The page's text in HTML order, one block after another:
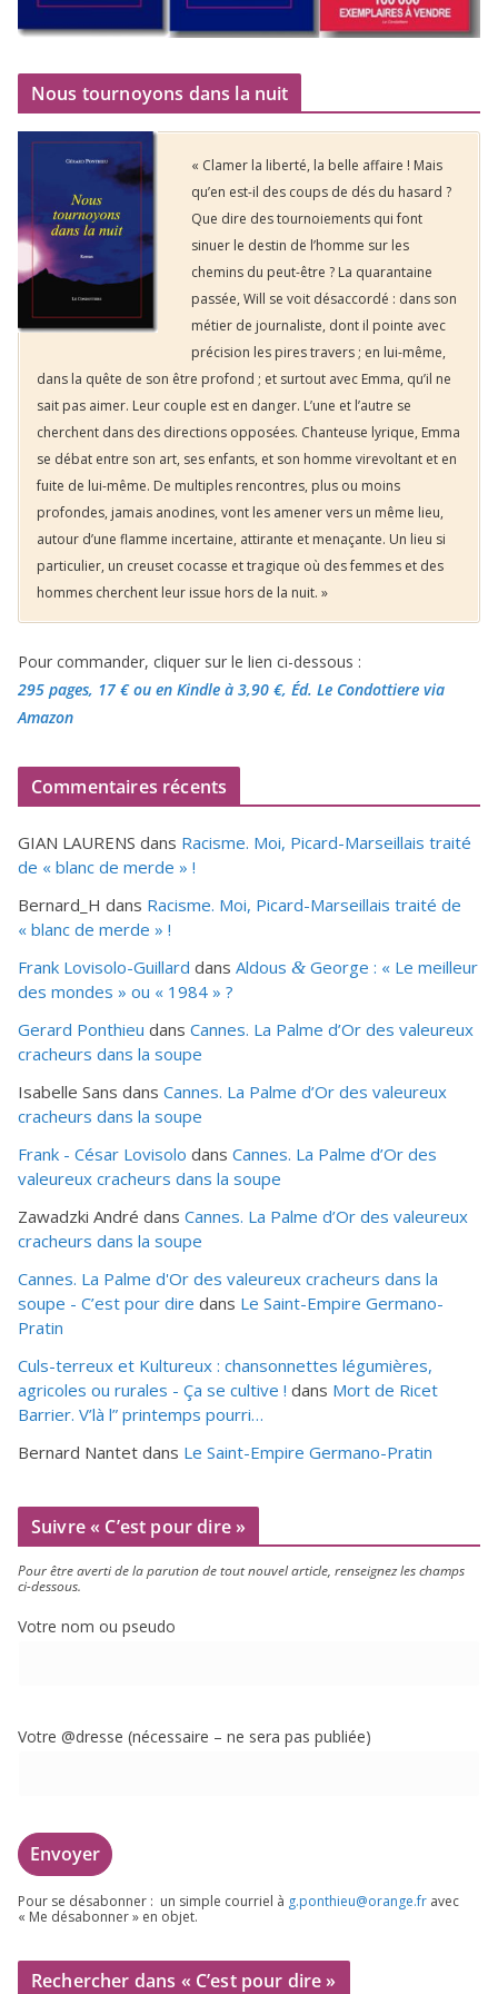
Nous tournoyons dans la nuit
« Clamer la liberté, la belle affaire ! Mais
qu’en est-il des coups de dés du hasard ?
Que dire des tournoiements qui font
sinuer le destin de l’homme sur les
chemins du peut-être ? La quarantaine
passée, Will se voit désaccordé : dans son
métier de journaliste, dont il pointe avec
précision les pires travers ; en lui-même,
dans la quête de son être profond ; et surtout avec Emma, qu’il ne
sait pas aimer. Leur couple est en danger. L’une et l’autre se
cherchent dans des directions opposées. Chanteuse lyrique, Emma
se débat entre son art, ses enfants, et son homme virevoltant et en
fuite de lui-même. De multiples rencontres, plus ou moins
profondes, jamais anodines, vont les amener vers un même lieu,
autour d’une flamme incertaine, attirante et menaçante. Un lieu si
particulier, un creuset cocasse et tragique où des femmes et des
hommes cherchent leur issue hors de la nuit. »
Pour commander, cliquer sur le lien ci-dessous :
295 pages, 17 €ou en Kindle à 3,90 €, Éd. Le Condottiere via
Amazon
Commentaires récents
GIAN LAURENS dans Racisme. Moi, Picard-Marseillais traité
de « blanc de merde » !
Bernard_H dans Racisme. Moi, Picard-Marseillais traité de
« blanc de merde » !
Frank Lovisolo-Guillard dans Aldous & George : « Le meilleur
des mondes » ou « 1984 » ?
Gerard Ponthieu dans Cannes. La Palme d’Or des valeureux
cracheurs dans la soupe
Isabelle Sans dans Cannes. La Palme d’Or des valeureux
cracheurs dans la soupe
Frank - César Lovisolo dans Cannes. La Palme d’Or des
valeureux cracheurs dans la soupe
Zawadzki André dans Cannes. La Palme d’Or des valeureux
cracheurs dans la soupe
Cannes. La Palme d'Or des valeureux cracheurs dans la
soupe - C’est pour dire dans Le Saint-Empire Germano-
Pratin
Culs-terreux et Kultureux : chansonnettes légumières,
agricoles ou rurales - Ça se cultive ! dans Mort de Ricet
Barrier. V’là l” printemps pourri…
Bernard Nantet dans Le Saint-Empire Germano-Pratin
Suivre « C’est pour dire »
Pour être aver­ti de la paru­tion de tout nou­vel article, ren­sei­gnez les champs
ci-dessous.
Votre nom ou pseudo
Votre @dresse (néces­saire – ne sera pas publiée)
Pour se désa­bon­ner : un simple cour­riel à g.​ponthieu@​orange.​fr avec
« Me désa­bon­ner » en objet.
Rechercher dans « C’est pour dire »